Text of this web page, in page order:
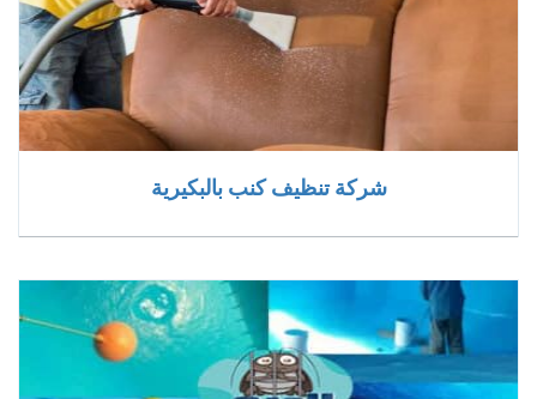
شركة تنظيف كنب بالبكيرية